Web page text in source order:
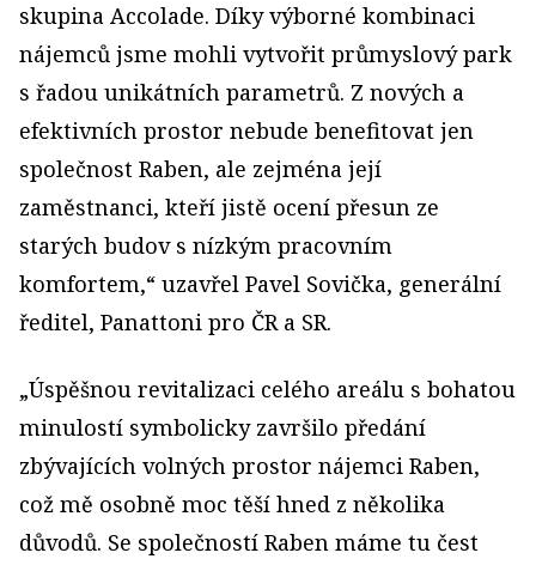
skupina Accolade. Díky výborné kombinaci
nájemců jsme mohli vytvořit průmyslový park
s řadou unikátních parametrů. Z nových a
efektivních prostor nebude benefitovat jen
společnost Raben, ale zejména její
zaměstnanci, kteří jistě ocení přesun ze
starých budov s nízkým pracovním
komfortem,“ uzavřel Pavel Sovička, generální
ředitel, Panattoni pro ČR a SR.
„Úspěšnou revitalizaci celého areálu s bohatou
minulostí symbolicky završilo předání
zbývajících volných prostor nájemci Raben,
což mě osobně moc těší hned z několika
důvodů. Se společností Raben máme tu čest